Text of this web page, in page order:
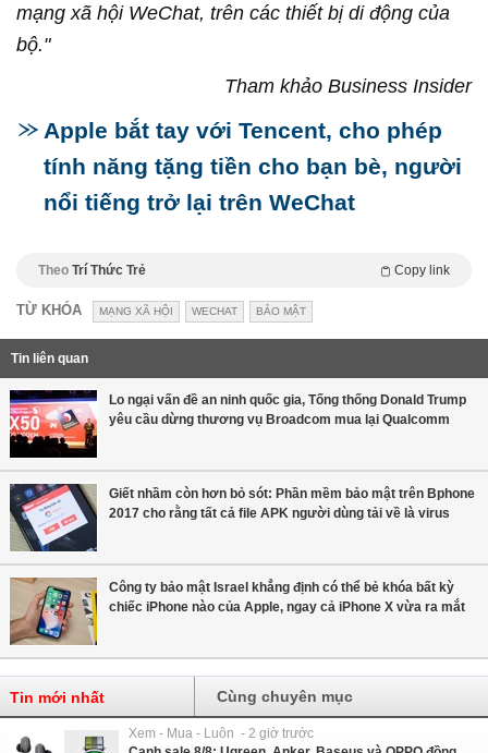
mạng xã hội WeChat, trên các thiết bị di động của
bộ."
Tham khảo Business Insider
Apple bắt tay với Tencent, cho phép
tính năng tặng tiền cho bạn bè, người
nổi tiếng trở lại trên WeChat
Theo Trí Thức Trẻ Copy link
TỪ KHÓA MẠNG XÃ HỘI WECHAT BẢO MẬT
Tin liên quan
Lo ngại vấn đề an ninh quốc gia, Tống thống Donald Trump
yêu cầu dừng thương vụ Broadcom mua lại Qualcomm
Giết nhầm còn hơn bỏ sót: Phần mềm bảo mật trên Bphone
2017 cho rằng tất cả file APK người dùng tải về là virus
Công ty bảo mật Israel khẳng định có thể bẻ khóa bất kỳ
chiếc iPhone nào của Apple, ngay cả iPhone X vừa ra mắt
Tin mới nhất Cùng chuyên mục
Xem - Mua - Luôn - 2 giờ trước